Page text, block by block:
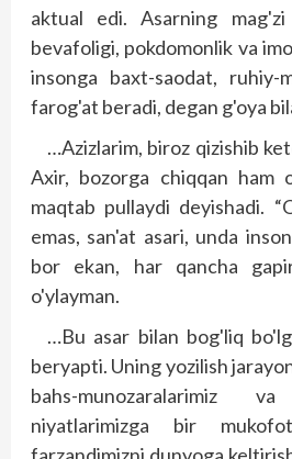
aktual edi. Asarning
bevafoligi, pokdomonlik va
insonga baxt-saodat, ruhiy-
farog'at beradi, degan g'oya
…Azizlarim, biroz qizishib
Axir, bozorga chiqqan ham
maqtab pullaydi deyishadi.
emas, san'at asari, unda
bor ekan, har qancha
o'ylayman.
…Bu asar bilan bog'liq
beryapti. Uning yozilish
bahs-munozaralarimiz
niyatlarimizga bir